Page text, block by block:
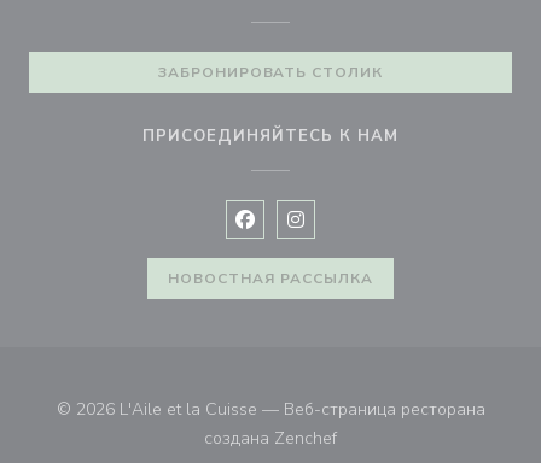
ЗАБРОНИРОВАТЬ СТОЛИК
ПРИСОЕДИНЯЙТЕСЬ К НАМ
Facebook ((открывается в новом
Instagram ((открывается в
НОВОСТНАЯ РАССЫЛКА
© 2026 L'Aile et la Cuisse — Веб-страница ресторана
создана Zenchef((открывается в новом